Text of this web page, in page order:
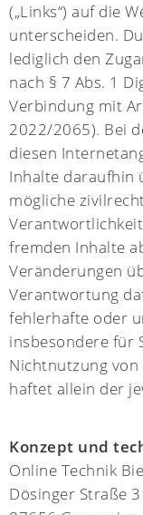
(„Links“) auf die
unterscheiden.
lediglich den
nach § 7 Abs. 1
Verbindung mit
2022/2065). Bei
diesen
Inhalte daraufhin
mögliche
fremden Inhalte
Veränderungen
Verantwortung
fehlerhafte oder
insbesondere für
Nichtnutzung
haftet allein der
Konzept und
Online Technik
Dösinger Straße